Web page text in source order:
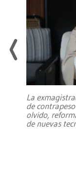
La
de
olvido,
de nuevas